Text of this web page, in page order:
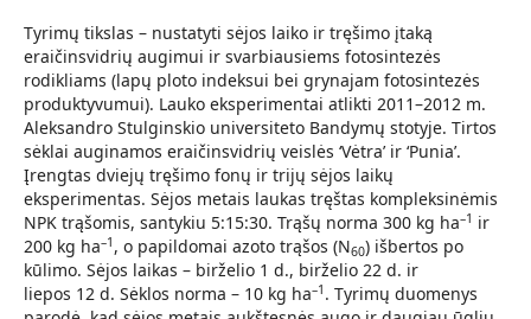
Tyrimų tikslas – nustatyti sėjos laiko ir tręšimo įtaką
eraičinsvidrių augimui ir svarbiausiems fotosintezės
rodikliams (lapų ploto indeksui bei grynajam fotosintezės
produktyvumui). Lauko eksperimentai atlikti 2011–2012 m.
Aleksand­ro Stulginskio universiteto Bandymų stotyje. Tirtos
sėklai auginamos eraičinsvidrių veislės ‘Vėtra’ ir ‘Punia’.
Įrengtas dviejų tręšimo fonų ir trijų sėjos laikų
eksperimentas. Sėjos metais laukas tręštas kompleksinėmis
NPK trąšomis, santykiu 5:15:30. Trąšų norma 300 kg ha–1 ir
200 kg ha–1 , o papildomai azoto trąšos (N60) išbertos po
kūlimo. Sėjos laikas – birželio 1 d., birželio 22 d. ir
liepos 12 d. Sėklos norma – 10 kg ha–1 . Tyrimų duomenys